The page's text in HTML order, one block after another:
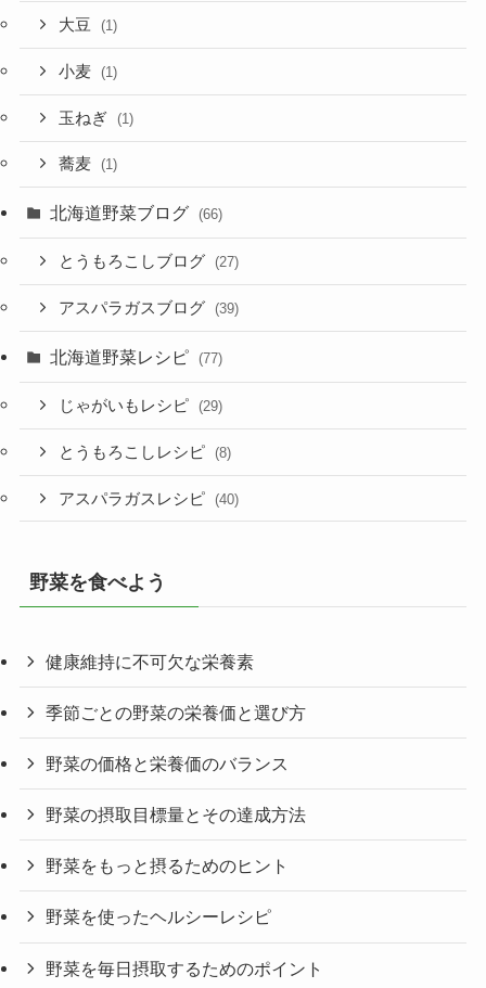
大豆 (1)
小麦 (1)
玉ねぎ (1)
蕎麦 (1)
北海道野菜ブログ (66)
とうもろこしブログ (27)
アスパラガスブログ (39)
北海道野菜レシピ (77)
じゃがいもレシピ (29)
とうもろこしレシピ (8)
アスパラガスレシピ (40)
野菜を食べよう
健康維持に不可欠な栄養素
季節ごとの野菜の栄養価と選び方
野菜の価格と栄養価のバランス
野菜の摂取目標量とその達成方法
野菜をもっと摂るためのヒント
野菜を使ったヘルシーレシピ
野菜を毎日摂取するためのポイント